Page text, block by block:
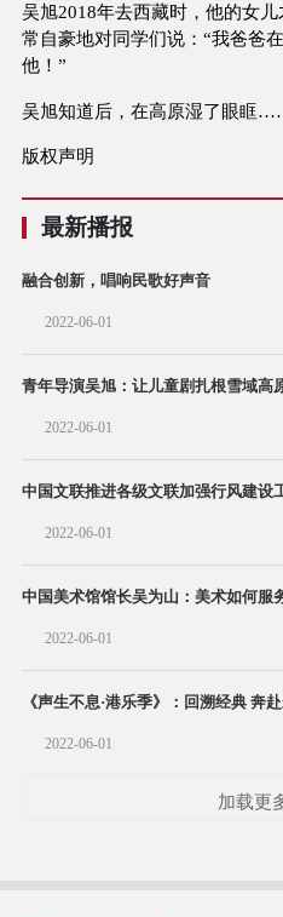
吴旭2018年去西藏时，他的女
常自豪地对同学们说：“我爸爸
他！”
吴旭知道后，在高原湿了眼眶
版权声明
最新播报
融合创新，唱响民歌好声音
2022-06-01
青年导演吴旭：让儿童剧扎根雪域高
2022-06-01
中国文联推进各级文联加强行风建设
2022-06-01
中国美术馆馆长吴为山：美术如何服
2022-06-01
《声生不息·港乐季》：回溯经典 奔
2022-06-01
加载更